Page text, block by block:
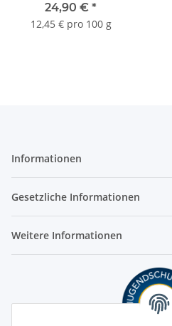
24,90 € *
12,45 € pro 100 g
Informationen
Gesetzliche Informationen
Weitere Informationen